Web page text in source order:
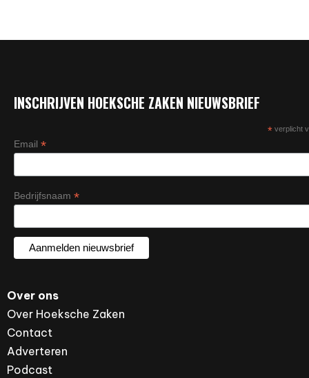
INSCHRIJVEN HOEKSCHE ZAKEN NIEUWSBRIEF
*verplicht
Email *
Bedrijfsnaam *
Over ons
Over Hoeksche Zaken
Contact
Adverteren
Podcast